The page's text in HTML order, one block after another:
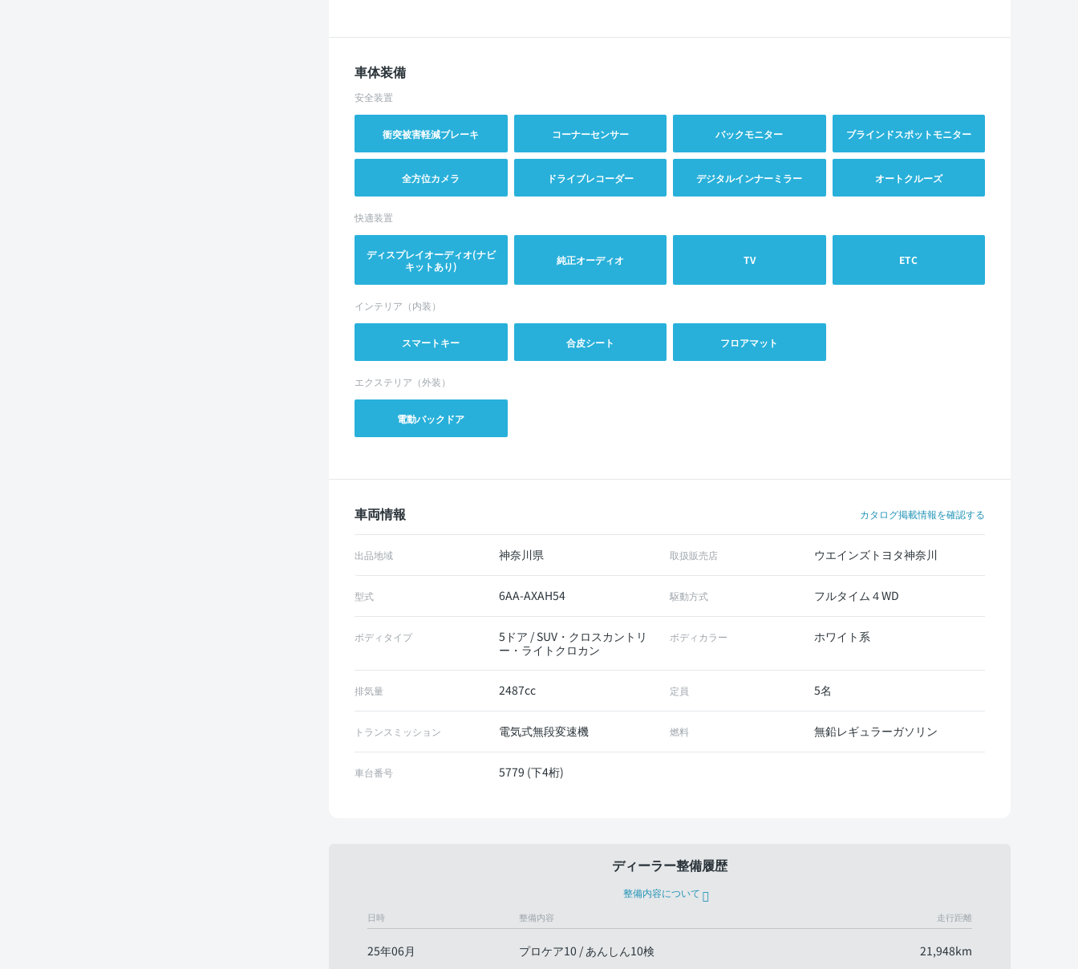
車体装備
安全装置
衝突被害軽減ブレーキ コーナーセンサー バックモニター ブラインドスポットモニター
全方位カメラ ドライブレコーダー デジタルインナーミラー オートクルーズ
快適装置
ディスプレイオーディオ(ナビ
キットあり)
純正オーディオ TV ETC
インテリア（内装）
スマートキー 合皮シート フロアマット
エクステリア（外装）
電動バックドア
車両情報 カタログ掲載情報を確認する
出品地域 神奈川県 取扱販売店 ウエインズトヨタ神奈川
型式 6AA-AXAH54 駆動方式 フルタイム４WD
ボディタイプ
5ドア / SUV・クロスカントリ
ー・ライトクロカン
ボディカラー ホワイト系
排気量 2487cc 定員 5名
トランスミッション 電気式無段変速機 燃料 無鉛レギュラーガソリン
車台番号 5779 (下4桁)
ディーラー整備履歴
整備内容について
日時 整備内容 走行距離
25年06月 プロケア10 / あんしん10検 21,948km